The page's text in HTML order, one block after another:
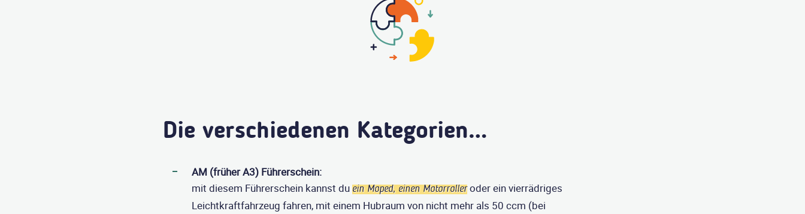
Die verschiedenen Kategorien…
AM (früher A3) Führerschein:
mit diesem Führerschein kannst du ein Moped, einen Motorrolleroder ein vierrädriges
Leichtkraftfahrzeug fahren, mit einem Hubraum von nicht mehr als 50 ccm (bei